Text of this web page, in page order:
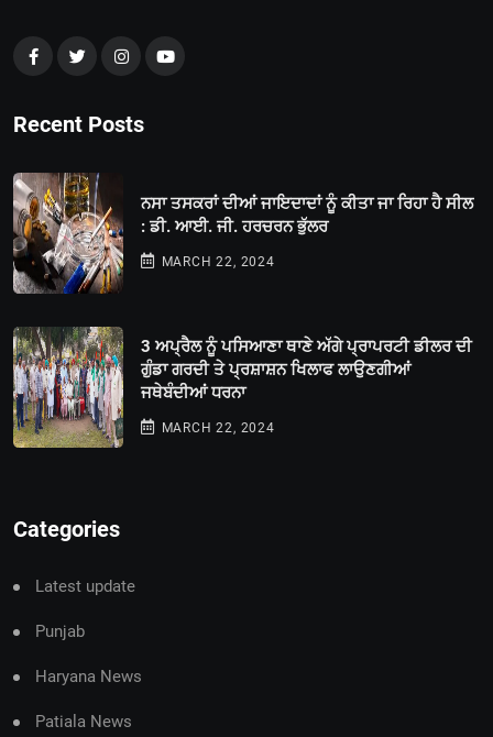
Recent Posts
ਨਸਾ ਤਸਕਰਾਂ ਦੀਆਂ ਜਾਇਦਾਦਾਂ ਨੂੰ ਕੀਤਾ ਜਾ ਰਿਹਾ ਹੈ ਸੀਲ
: ਡੀ. ਆਈ. ਜੀ. ਹਰਚਰਨ ਭੁੱਲਰ
MARCH 22, 2024
3 ਅਪ੍ਰੈਲ ਨੂੰ ਪਸਿਆਣਾ ਥਾਣੇ ਅੱਗੇ ਪ੍ਰਾਪਰਟੀ ਡੀਲਰ ਦੀ
ਗੁੰਡਾ ਗਰਦੀ ਤੇ ਪ੍ਰਸ਼ਾਸ਼ਨ ਖਿਲਾਫ ਲਾਉਣਗੀਆਂ
ਜਥੇਬੰਦੀਆਂ ਧਰਨਾ
MARCH 22, 2024
Categories
Latest update
Punjab
Haryana News
Patiala News